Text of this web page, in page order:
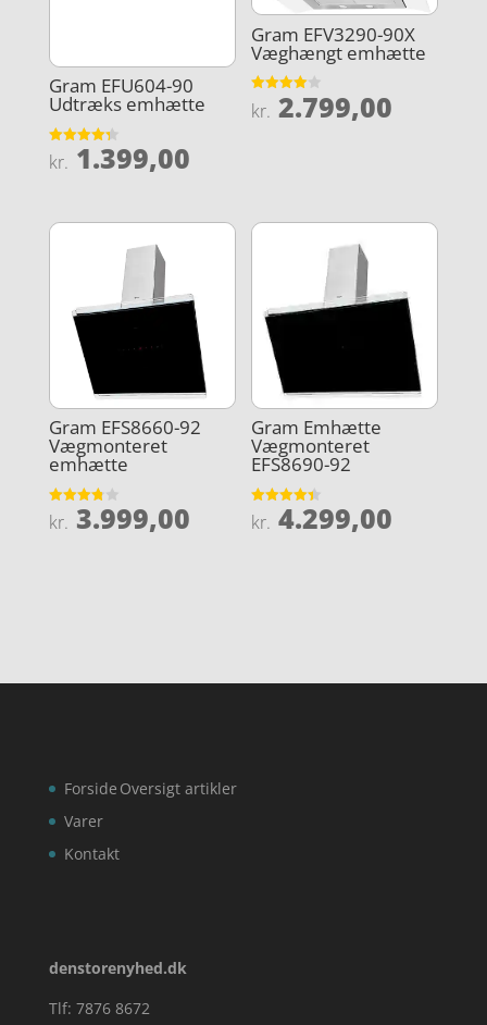
Gram EFU604-90
Udtræks emhætte
Vurderet
4.3
kr. 1.399,00
Gram EFV3290-90X
Væghængt emhætte
Vurderet
4
kr. 2.799,00
Gram EFS8660-92
Vægmonteret
emhætte
Vurderet
3.8
kr. 3.999,00
Gram Emhætte
Vægmonteret
EFS8690-92
Vurderet
4.4
kr. 4.299,00
Forside
Varer
Kontakt
Oversigt artikler
denstorenyhed.dk
Tlf: 7876 8672